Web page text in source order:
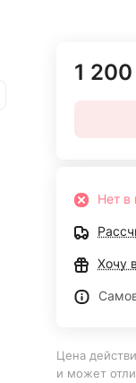
1
Нет в
Хочу
Цена
и может